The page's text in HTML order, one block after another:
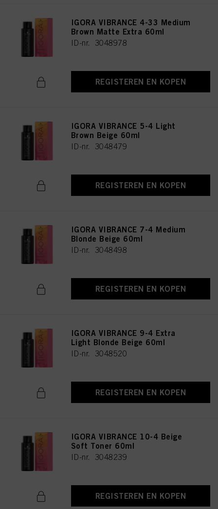
IGORA VIBRANCE 4-33 Medium
Brown Matte Extra 60ml
ID-nr. 3048978
REGISTEREN EN KOPEN
IGORA VIBRANCE 5-4 Light
Brown Beige 60ml
ID-nr. 3048479
REGISTEREN EN KOPEN
IGORA VIBRANCE 7-4 Medium
Blonde Beige 60ml
ID-nr. 3048498
REGISTEREN EN KOPEN
IGORA VIBRANCE 9-4 Extra
Light Blonde Beige 60ml
ID-nr. 3048520
REGISTEREN EN KOPEN
IGORA VIBRANCE 10-4 Beige
Soft Toner 60ml
ID-nr. 3048239
REGISTEREN EN KOPEN